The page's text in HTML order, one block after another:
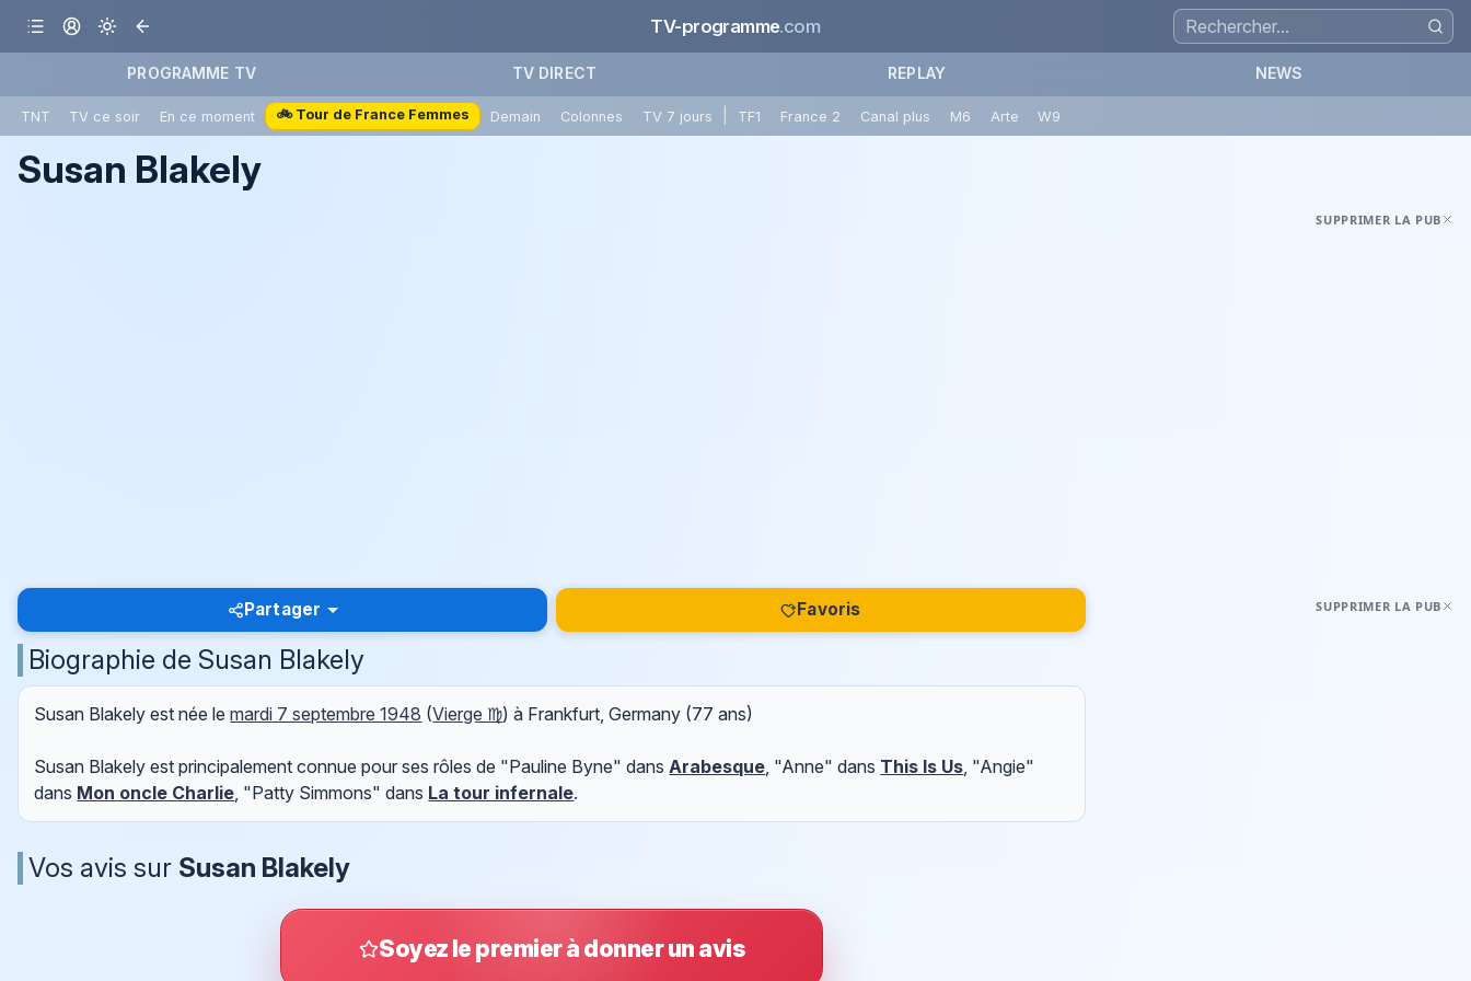
TV-programme.com
PROGRAMME TV TV DIRECT REPLAY NEWS
TNT TV ce soir En ce moment 🚲 Tour de France Femmes Demain Colonnes TV 7 jours TF1 France 2 Canal plus M6 Arte W9
Susan Blakely
SUPPRIMER LA PUB
Partager Favoris
Biographie de Susan Blakely
Susan Blakely est née lemardi 7 septembre 1948 (Vierge ♍) à Frankfurt, Germany (77 ans)
Susan Blakely est principalement connue pour ses rôles de "Pauline Byne" dansArabesque, "Anne" dans This Is Us, "Angie"
dans Mon oncle Charlie, "Patty Simmons" dans La tour infernale.
Vos avis sur Susan Blakely
Soyez le premier à donner un avis
SUPPRIMER LA PUB